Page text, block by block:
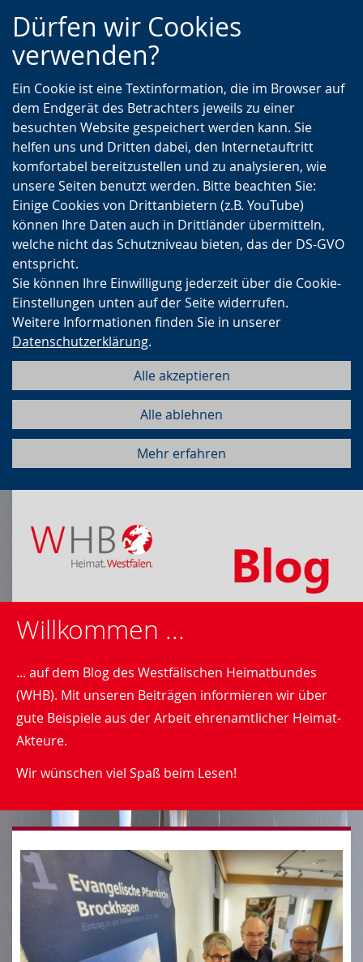
Zur
Hauptnavigation
Zur
Seitennavigation
Zum
Inhalt
Dürfen wir Cookies
verwenden?
Ein Cookie ist eine Textinformation, die im Browser auf
dem Endgerät des Betrachters jeweils zu einer
besuchten Website gespeichert werden kann. Sie
helfen uns und Dritten dabei, den Internetauftritt
komfortabel bereitzustellen und zu analysieren, wie
unsere Seiten benutzt werden. Bitte beachten Sie:
Einige Cookies von Drittanbietern (z.B. YouTube)
können Ihre Daten auch in Drittländer übermitteln,
welche nicht das Schutzniveau bieten, das der DS-GVO
entspricht.
Sie können Ihre Einwilligung jederzeit über die Cookie-
Einstellungen unten auf der Seite widerrufen.
Weitere Informationen finden Sie in unserer
Datenschutzerklärung.
Alle akzeptieren
Alle ablehnen
Mehr erfahren
Willkommen ...
... auf dem Blog des Westfälischen Heimatbundes
(WHB). Mit unseren Beiträgen informieren wir über
gute Beispiele aus der Arbeit ehrenamtlicher Heimat-
Akteure.
Wir wünschen viel Spaß beim Lesen!